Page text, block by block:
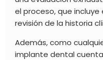
el proceso, que
revisión de la historia
Además, como
implante dental